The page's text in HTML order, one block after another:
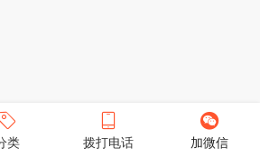
类 拨打电话 加微信